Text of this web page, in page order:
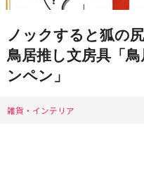
ノックすると狐の
鳥居推し文房具「
ンペン」
雑貨・インテリア